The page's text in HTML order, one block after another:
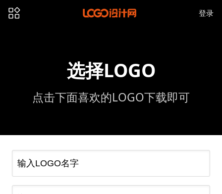
登录
选择LOGO
点击下面喜欢的LOGO下载即可